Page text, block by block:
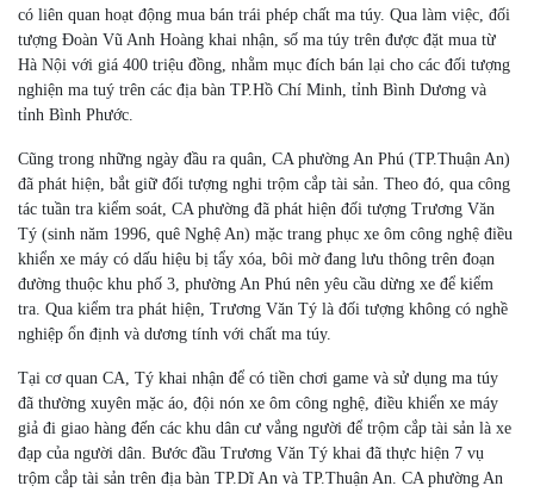
có liên quan hoạt động mua bán trái phép chất ma túy. Qua làm việc, đối
tượng Đoàn Vũ Anh Hoàng khai nhận, số ma túy trên được đặt mua từ
Hà Nội với giá 400 triệu đồng, nhằm mục đích bán lại cho các đối tượng
nghiện ma tuý trên các địa bàn TP.Hồ Chí Minh, tỉnh Bình Dương và
tỉnh Bình Phước.
Cũng trong những ngày đầu ra quân, CA phường An Phú (TP.Thuận An)
đã phát hiện, bắt giữ đối tượng nghi trộm cắp tài sản. Theo đó, qua công
tác tuần tra kiểm soát, CA phường đã phát hiện đối tượng Trương Văn
Tý (sinh năm 1996, quê Nghệ An) mặc trang phục xe ôm công nghệ điều
khiển xe máy có dấu hiệu bị tẩy xóa, bôi mờ đang lưu thông trên đoạn
đường thuộc khu phố 3, phường An Phú nên yêu cầu dừng xe để kiểm
tra. Qua kiểm tra phát hiện, Trương Văn Tý là đối tượng không có nghề
nghiệp ổn định và dương tính với chất ma túy.
Tại cơ quan CA, Tý khai nhận để có tiền chơi game và sử dụng ma túy
đã thường xuyên mặc áo, đội nón xe ôm công nghệ, điều khiển xe máy
giả đi giao hàng đến các khu dân cư vắng người để trộm cắp tài sản là xe
đạp của người dân. Bước đầu Trương Văn Tý khai đã thực hiện 7 vụ
trộm cắp tài sản trên địa bàn TP.Dĩ An và TP.Thuận An. CA phường An